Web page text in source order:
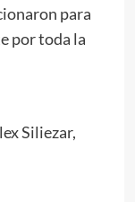
para
por toda la
Siliezar,